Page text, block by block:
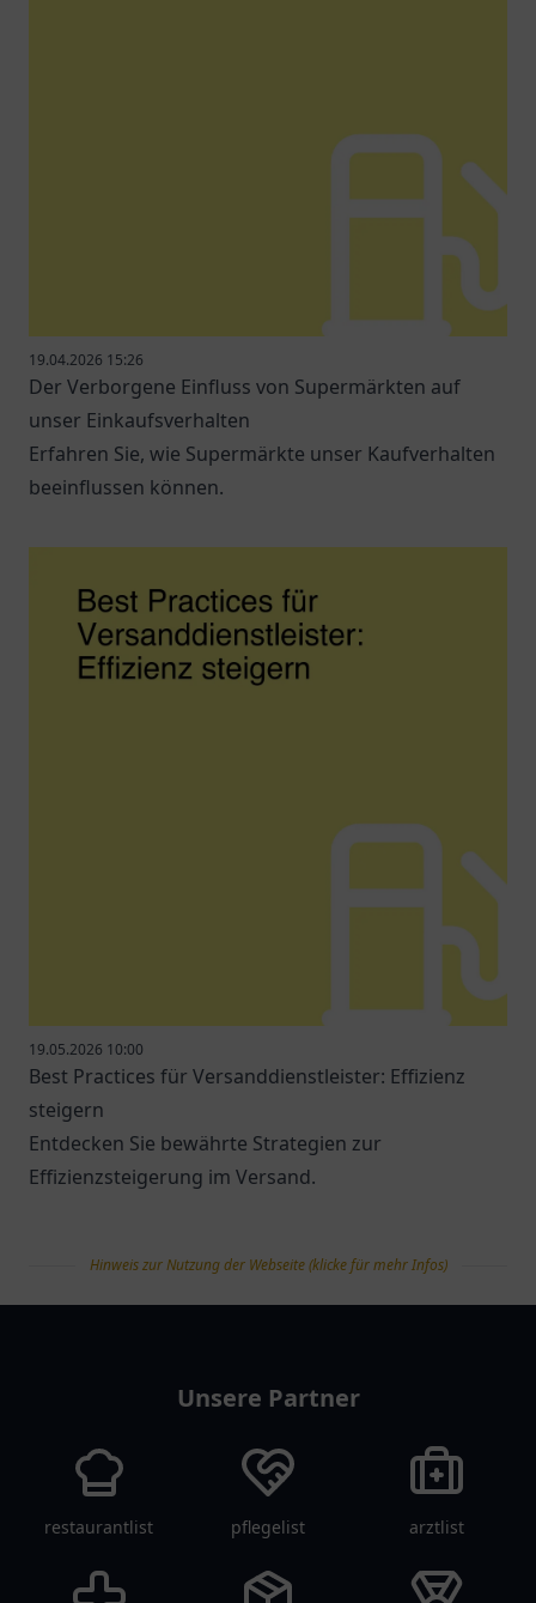
19.04.2026 15:26
Der Verborgene Einfluss von Supermärkten auf
unser Einkaufsverhalten
Erfahren Sie, wie Supermärkte unser Kaufverhalten
beeinflussen können.
19.05.2026 10:00
Best Practices für Versanddienstleister: Effizienz
steigern
Entdecken Sie bewährte Strategien zur
Effizienzsteigerung im Versand.
Hinweis zur Nutzung der Webseite (klicke für mehr Infos)
Unsere Partner
restaurantlist pflegelist arztlist